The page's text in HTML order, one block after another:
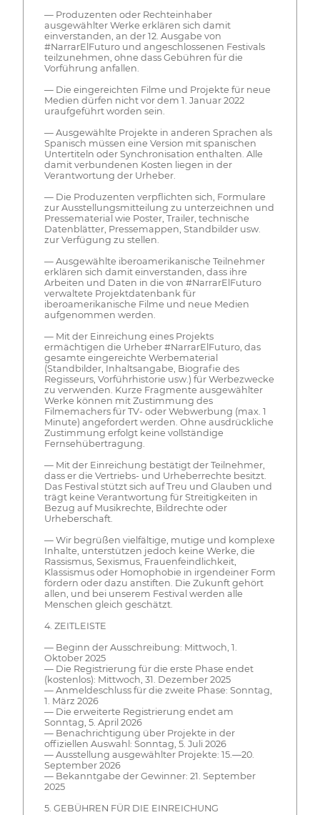
— Produzenten oder Rechteinhaber
ausgewählter Werke erklären sich damit
einverstanden, an der 12. Ausgabe von
#NarrarElFuturo und angeschlossenen Festivals
teilzunehmen, ohne dass Gebühren für die
Vorführung anfallen.
— Die eingereichten Filme und Projekte für neue
Medien dürfen nicht vor dem 1. Januar 2022
uraufgeführt worden sein.
— Ausgewählte Projekte in anderen Sprachen als
Spanisch müssen eine Version mit spanischen
Untertiteln oder Synchronisation enthalten. Alle
damit verbundenen Kosten liegen in der
Verantwortung der Urheber.
— Die Produzenten verpflichten sich, Formulare
zur Ausstellungsmitteilung zu unterzeichnen und
Pressematerial wie Poster, Trailer, technische
Datenblätter, Pressemappen, Standbilder usw.
zur Verfügung zu stellen.
— Ausgewählte iberoamerikanische Teilnehmer
erklären sich damit einverstanden, dass ihre
Arbeiten und Daten in die von #NarrarElFuturo
verwaltete Projektdatenbank für
iberoamerikanische Filme und neue Medien
aufgenommen werden.
— Mit der Einreichung eines Projekts
ermächtigen die Urheber #NarrarElFuturo, das
gesamte eingereichte Werbematerial
(Standbilder, Inhaltsangabe, Biografie des
Regisseurs, Vorführhistorie usw.) für Werbezwecke
zu verwenden. Kurze Fragmente ausgewählter
Werke können mit Zustimmung des
Filmemachers für TV- oder Webwerbung (max. 1
Minute) angefordert werden. Ohne ausdrückliche
Zustimmung erfolgt keine vollständige
Fernsehübertragung.
— Mit der Einreichung bestätigt der Teilnehmer,
dass er die Vertriebs- und Urheberrechte besitzt.
Das Festival stützt sich auf Treu und Glauben und
trägt keine Verantwortung für Streitigkeiten in
Bezug auf Musikrechte, Bildrechte oder
Urheberschaft.
— Wir begrüßen vielfältige, mutige und komplexe
Inhalte, unterstützen jedoch keine Werke, die
Rassismus, Sexismus, Frauenfeindlichkeit,
Klassismus oder Homophobie in irgendeiner Form
fördern oder dazu anstiften. Die Zukunft gehört
allen, und bei unserem Festival werden alle
Menschen gleich geschätzt.
4. ZEITLEISTE
— Beginn der Ausschreibung: Mittwoch, 1.
Oktober 2025
— Die Registrierung für die erste Phase endet
(kostenlos): Mittwoch, 31. Dezember 2025
— Anmeldeschluss für die zweite Phase: Sonntag,
1. März 2026
— Die erweiterte Registrierung endet am
Sonntag, 5. April 2026
— Benachrichtigung über Projekte in der
offiziellen Auswahl: Sonntag, 5. Juli 2026
— Ausstellung ausgewählter Projekte: 15.—20.
September 2026
— Bekanntgabe der Gewinner: 21. September
2025
5. GEBÜHREN FÜR DIE EINREICHUNG